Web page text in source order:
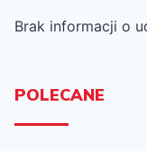
Brak informacji o
POLECANE